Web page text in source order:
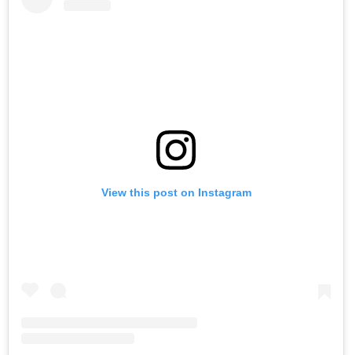
View this post on Instagram